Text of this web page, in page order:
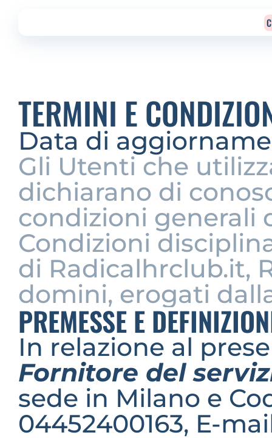
TERMINI E
Data di
Gli Utenti che
dichiarano di
condizioni generali
Condizioni
di Radicalhrclub.it,
domini, erogati
PREMESSE E
In relazione al
Fornitore del
sede in Milano e
04452400163, E-